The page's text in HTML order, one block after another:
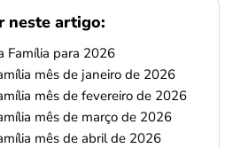
neste artigo:
Família para 2026
mês de janeiro de 2026
mês de fevereiro de 2026
mês de março de 2026
mês de abril de 2026